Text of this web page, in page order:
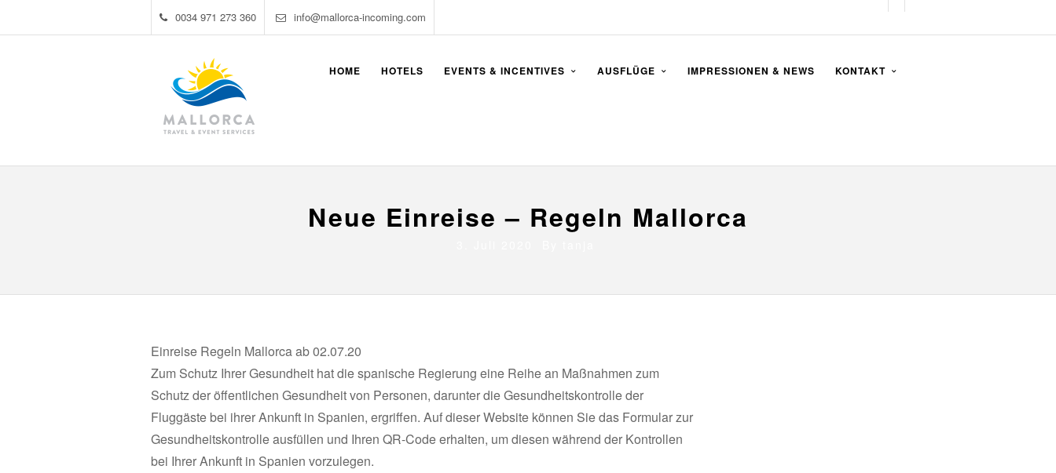
0034 971 273 360 info@mallorca-incoming.com
HOME HOTELS EVENTS & INCENTIVES AUSFLÜGE IMPRESSIONEN & NEWS KONTAKT
Neue Einreise – Regeln Mallorca
Einreise Regeln Mallorca ab 02.07.20
Zum Schutz Ihrer Gesundheit hat die spanische Regierung eine Reihe an Maßnahmen zum
Schutz der öffentlichen Gesundheit von Personen, darunter die Gesundheitskontrolle der
Fluggäste bei ihrer Ankunft in Spanien, ergriffen. Auf dieser Website können Sie das Formular zur
Gesundheitskontrolle ausfüllen und Ihren QR-Code erhalten, um diesen während der Kontrollen
bei Ihrer Ankunft in Spanien vorzulegen.